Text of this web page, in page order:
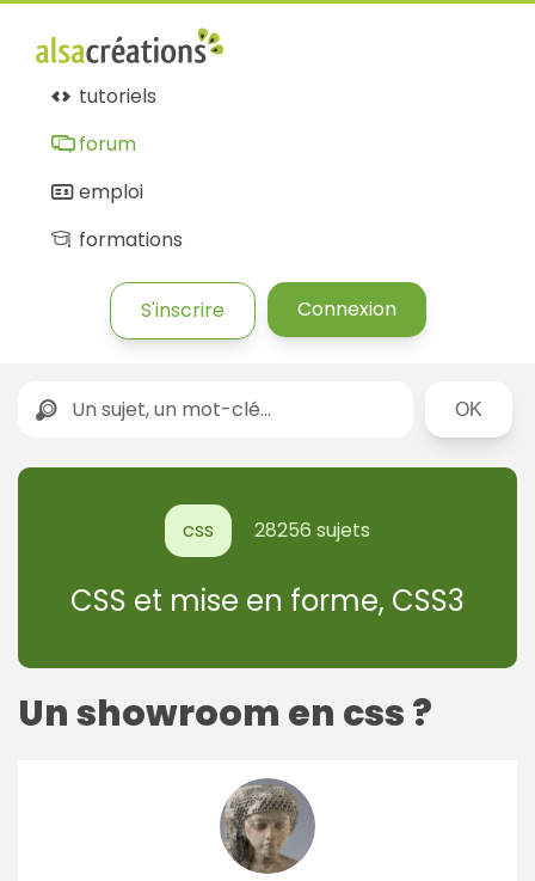
tutoriels
forum
emploi
formations
S'inscrire Connexion
Rechercher
css 28256 sujets
CSS et mise en forme, CSS3
Un showroom en css ?